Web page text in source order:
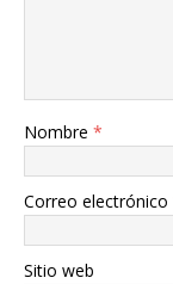
Nombre *
Correo electrónico
Sitio web